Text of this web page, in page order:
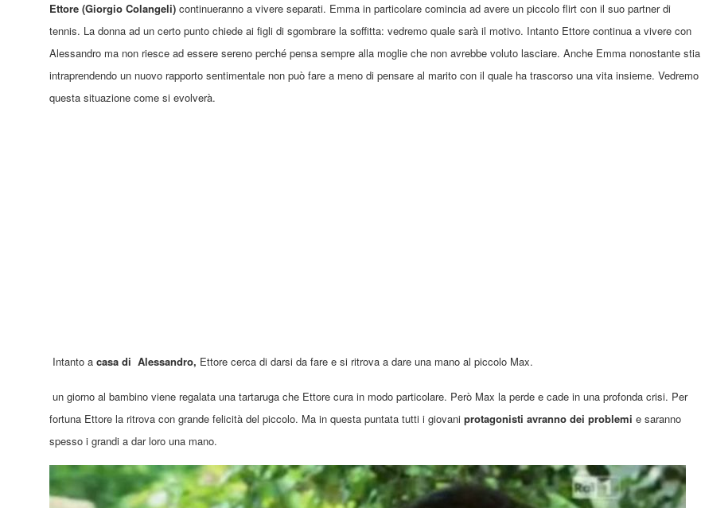
Ettore (Giorgio Colangeli) continueranno a vivere separati. Emma in particolare comincia ad avere un piccolo flirt con il suo partner di
tennis. La donna ad un certo punto chiede ai figli di sgombrare la soffitta: vedremo quale sarà il motivo. Intanto Ettore continua a vivere con
Alessandro ma non riesce ad essere sereno perché pensa sempre alla moglie che non avrebbe voluto lasciare. Anche Emma nonostante stia
intraprendendo un nuovo rapporto sentimentale non può fare a meno di pensare al marito con il quale ha trascorso una vita insieme. Vedremo
questa situazione come si evolverà​.
Intanto a casa di Alessandro, Ettore cerca di darsi da fare e si ritrova a dare una mano al piccolo Max​.
un giorno al bambino viene regalata una tartaruga che Ettore cura in modo particolare. Però Max la perde e cade in una profonda crisi. Per
fortuna Ettore la ritrova con grande felicità del piccolo. Ma in questa puntata tutti i giovani protagonisti avranno dei problemi e saranno
spesso i grandi a dar loro una mano.